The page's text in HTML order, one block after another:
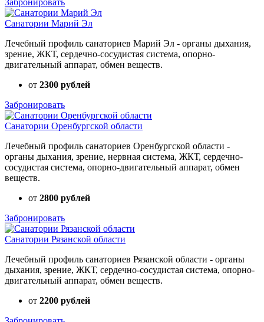
Забронировать
Санатории Марий Эл
Лечебный профиль санаториев Марий Эл - органы дыхания,
зрение, ЖКТ, сердечно-сосудистая система, опорно-
двигательный аппарат, обмен веществ.
от 2300 рублей
Забронировать
Санатории Оренбургской области
Лечебный профиль санаториев Оренбургской области -
органы дыхания, зрение, нервная система, ЖКТ, сердечно-
сосудистая система, опорно-двигательный аппарат, обмен
веществ.
от 2800 рублей
Забронировать
Санатории Рязанской области
Лечебный профиль санаториев Рязанской области - органы
дыхания, зрение, ЖКТ, сердечно-сосудистая система, опорно-
двигательный аппарат, обмен веществ.
от 2200 рублей